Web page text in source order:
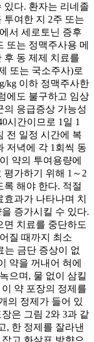
있다. 환자는 리네졸
투여한 지 2주 또는
서 세로토닌 증후
또는 정맥주사용 메
후 동 제제 치료를
또는 국소주사)로
kg 이하 정맥주사한
에도 불구하고 임상
의 응급증상 가능성
시간이므로 1일 1
전 일정 시간에 복
저녁에 각 1회씩 동
약의 투여용량에
평가하기 위해 1～2
해야 한다. 적절
과가 나타나며 치
증가시킬 수 있다.
면 치료를 중단하도
질 때까지 최소
는 금단 증상이 없
약을 꺼내어 혀에
으며, 물 없이 삼킬
약 포장의 정제를
의 정제가 들어 있
은 그림 2와 3과 같
, 한 정제를 잘라낸